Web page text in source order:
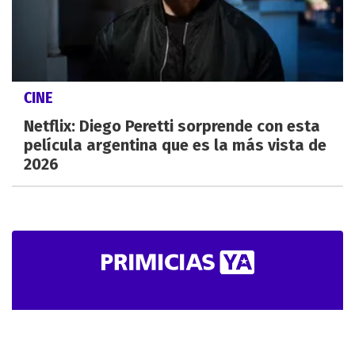
CINE
Netflix: Diego Peretti sorprende con esta
película argentina que es la más vista de
2026